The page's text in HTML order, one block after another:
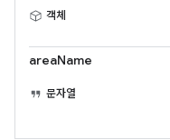
객체
areaName
문자열